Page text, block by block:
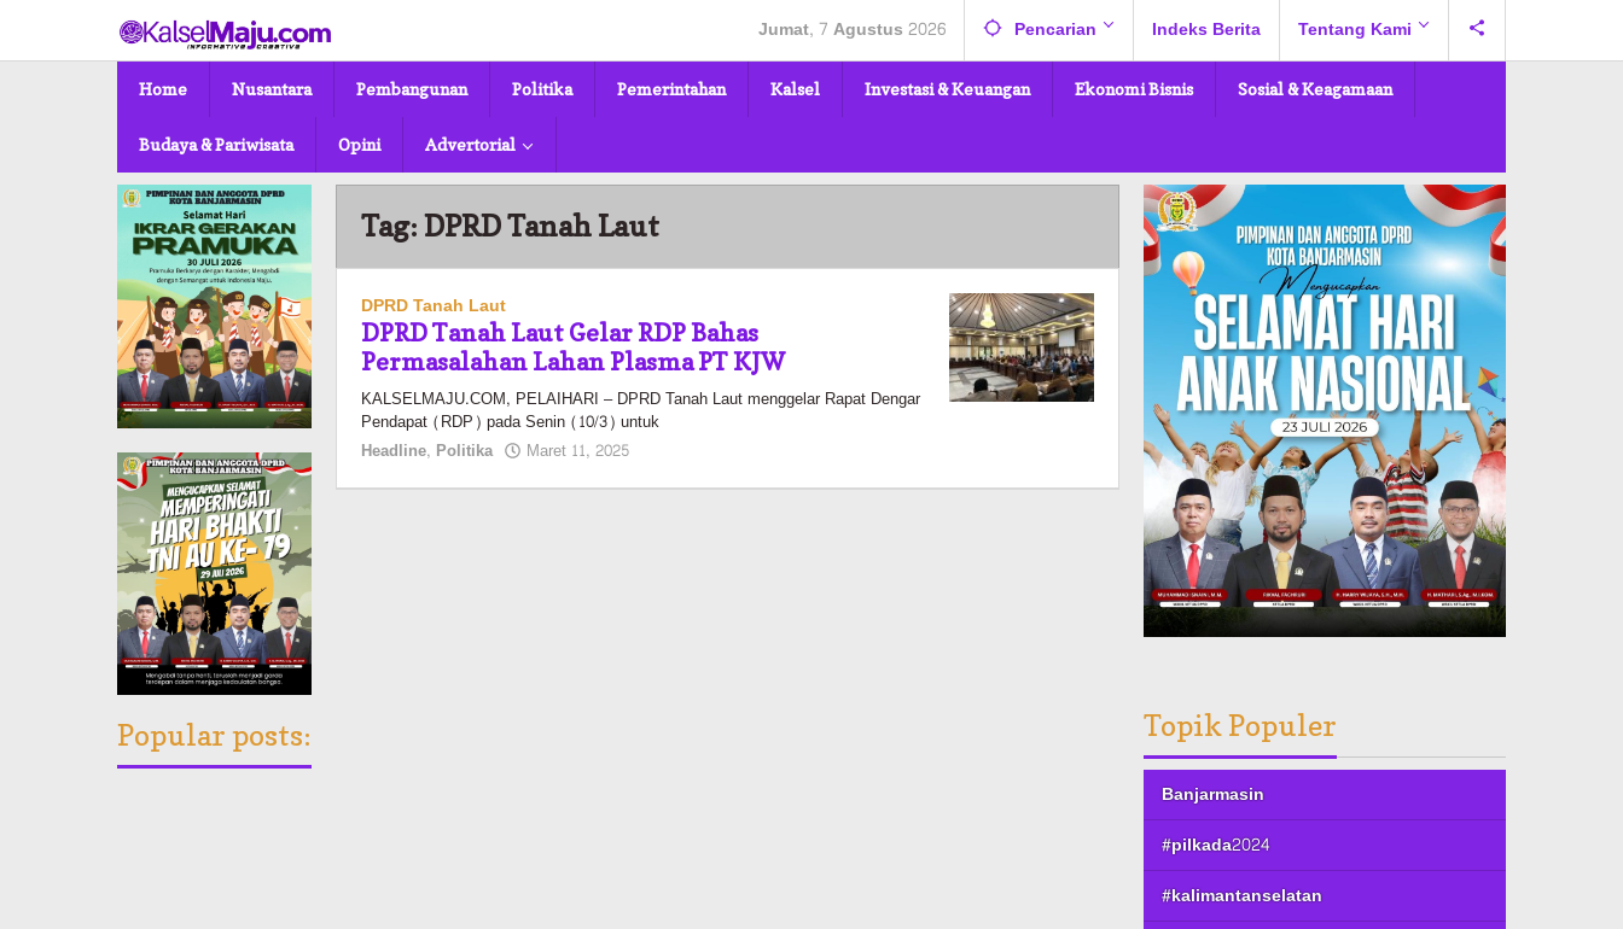
konten
Jumat, 7 Agustus 2026 Pencarian Indeks Berita Tentang Kami
Home Nusantara Pembangunan Politika Pemerintahan Kalsel Investasi & Keuangan Ekonomi Bisnis Sosial & Keagamaan
Budaya & Pariwisata Opini Advertorial
Popular posts:
Tag:DPRD Tanah Laut
DPRD Tanah Laut
DPRD Tanah Laut Gelar RDP Bahas
Permasalahan Lahan Plasma PT KJW
KALSELMAJU.COM, PELAIHARI – DPRD Tanah Laut menggelar Rapat Dengar
Pendapat (RDP) pada Senin (10/3) untuk
Headline, Politika Maret 11, 2025
Topik Populer
Banjarmasin
#pilkada2024
#kalimantanselatan